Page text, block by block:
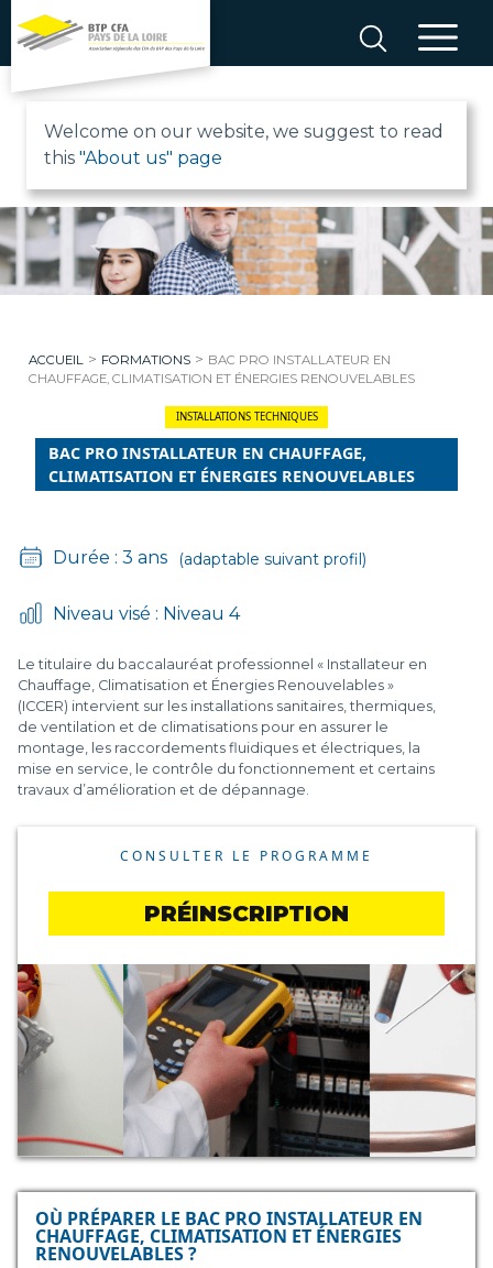
Aller
au
contenu
P
C
L
Welcome on our website, we suggest to read
this "About us" page
ACCUEIL > FORMATIONS > BAC PRO INSTALLATEUR EN
CHAUFFAGE, CLIMATISATION ET ÉNERGIES RENOUVELABLES
INSTALLATIONS TECHNIQUES
BAC PRO INSTALLATEUR EN CHAUFFAGE,
CLIMATISATION ET ÉNERGIES RENOUVELABLES
Durée : 3 ans (adaptable suivant profil)
Niveau visé : Niveau 4
Le titulaire du baccalauréat professionnel « Installateur en
Chauffage, Climatisation et Énergies Renouvelables »
(ICCER) intervient sur les installations sanitaires, thermiques,
de ventilation et de climatisations pour en assurer le
montage, les raccordements fluidiques et électriques, la
mise en service, le contrôle du fonctionnement et certains
travaux d’amélioration et de dépannage.
CONSULTER LE PROGRAMME
PRÉINSCRIPTION
OÙ PRÉPARER LE BAC PRO INSTALLATEUR EN
CHAUFFAGE, CLIMATISATION ET ÉNERGIES
RENOUVELABLES ?